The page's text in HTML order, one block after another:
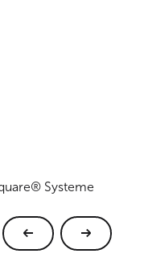
Systeme